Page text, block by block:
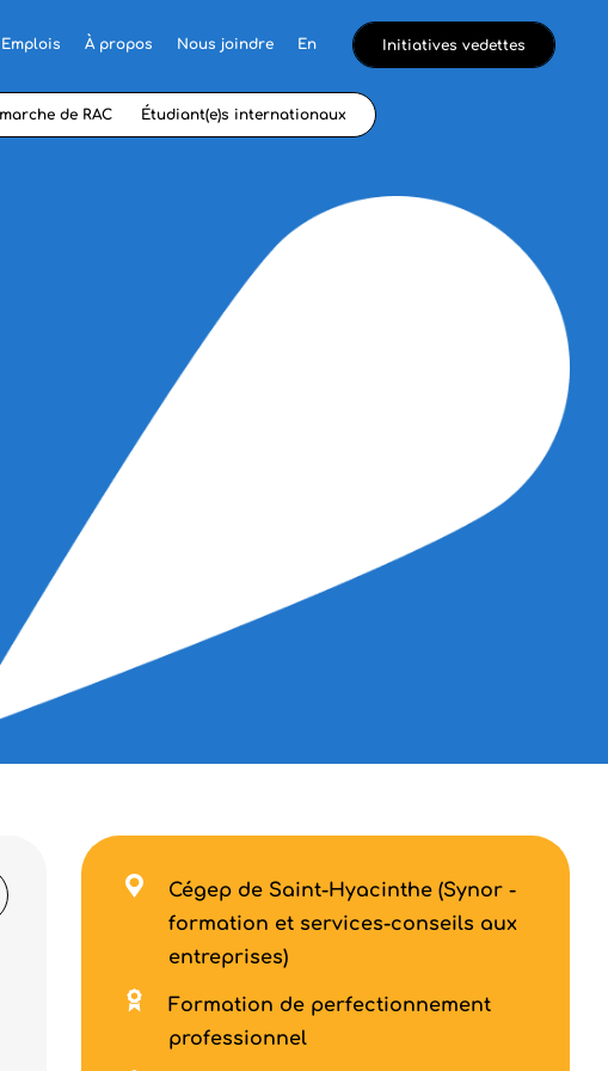
Emplois À propos Nous joindre En Initiatives vedettes
de RAC Étudiant(e)s internationaux
Cégep de Saint-Hyacinthe (Synor -
formation et services-conseils aux
entreprises)
Formation de perfectionnement
professionnel